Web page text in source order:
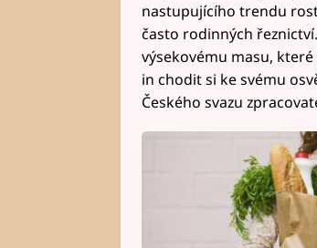
nastupujícího trendu
často rodinných
výsekovému masu,
in chodit si ke svému
Českého svazu